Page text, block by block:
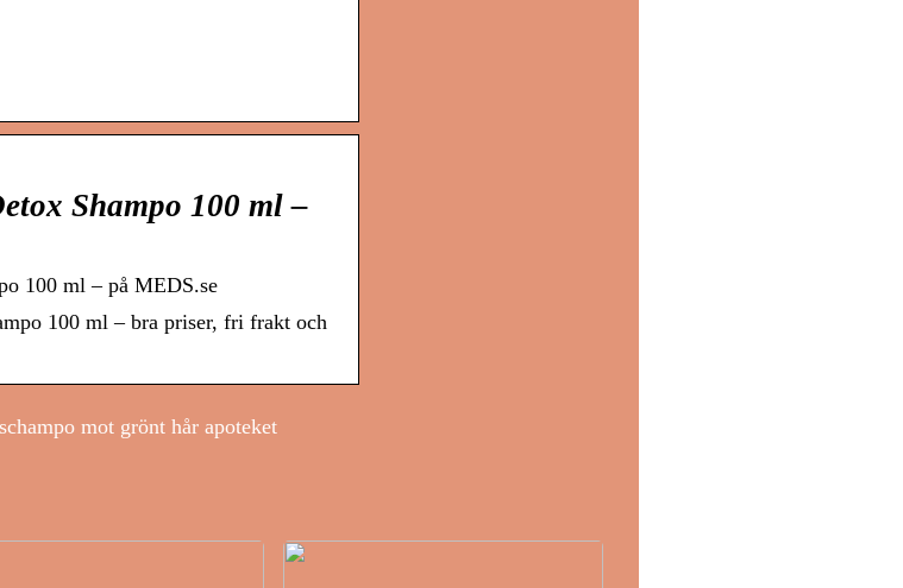
Shampo 100 ml –
100 ml – på MEDS.se
100 ml – bra priser, fri frakt och
mot grönt hår apoteket